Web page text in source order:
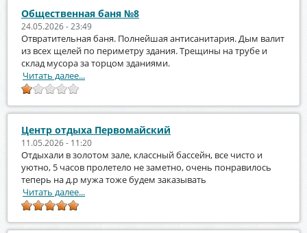
Общественная баня №8
24.05.2026 - 23:49
Отвратительная баня. Полнейшая антисанитария. Дым валит
из всех щелей по периметру здания. Трещины на трубе и
склад мусора за торцом зданиями.
Читать далее...
Центр отдыха Первомайский
11.05.2026 - 11:20
Отдыхали в золотом зале, классный бассейн, все чисто и
уютно, 5 часов пролетело не заметно, очень понравилось
теперь на д.р мужа тоже будем заказывать
Читать далее...